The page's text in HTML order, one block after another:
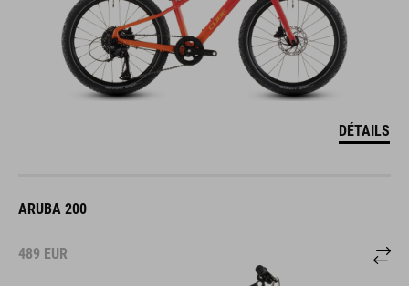
DÉTAILS
ARUBA 200
489 EUR